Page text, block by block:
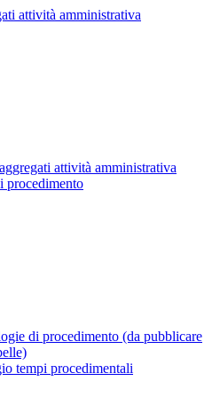
attività amministrativa
attività amministrativa
procedimento
di procedimento (da pubblicare
tempi procedimentali